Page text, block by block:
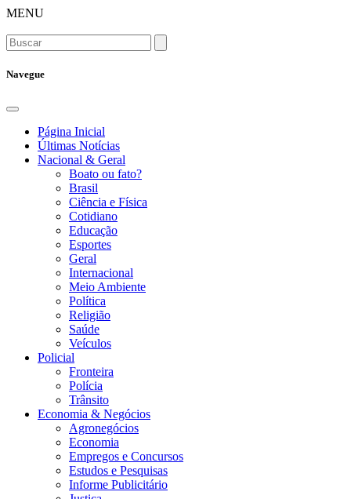
MENU
Navegue
Página Inicial
Últimas Notícias
Nacional & Geral
Boato ou fato?
Brasil
Ciência e Física
Cotidiano
Educação
Esportes
Geral
Internacional
Meio Ambiente
Política
Religião
Saúde
Veículos
Policial
Fronteira
Polícia
Trânsito
Economia & Negócios
Agronegócios
Economia
Empregos e Concursos
Estudos e Pesquisas
Informe Publicitário